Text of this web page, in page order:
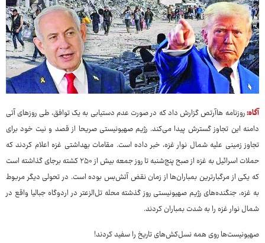
آگاه:روزنامه هاآرتص گزارش داد که در صورت عدم دستیابی به یک توافق، طی روزهای آتی
دامنه این تجاوز گسترش پیدا می‌کند. رژیم صهیونیستی صریحا از قصد و نیت خود برای
تجاوز زمینی علیه شمال نوار غزه، خبر داده است. مقامات بهداشتی غزه اعلام کردند که
حملات اسرائیل به غزه از صبح پنج‌شنبه تا روز جمعه بیش از ۲۵۰ کشته برجای گذاشته است
که یکی از مرگبارترین بمباران‌ها از زمان نقض آتش‌بس بوده است. در تحولی دیگر مربوط
به غزه، جنگنده‌های رژیم صهیونیستی روز گذشته محله تل‌الزعتر در اردوگاه جبالیا واقع در
شمال نوار غزه را به شدت بمباران کردند.
صهیونیست‌ها روی همه نسل‌کش‌های تاریخ را سفید کردند!